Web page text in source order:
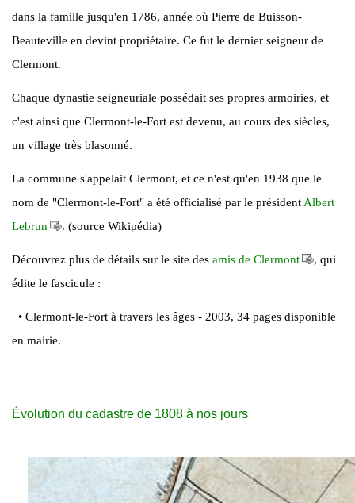
dans la famille jusqu'en 1786, année où Pierre de Buisson-
Beauteville en devint propriétaire. Ce fut le dernier seigneur de
Clermont.
Chaque dynastie seigneuriale possédait ses propres armoiries, et
c'est ainsi que Clermont-le-Fort est devenu, au cours des siècles,
un village très blasonné.
La commune s'appelait Clermont, et ce n'est qu'en 1938 que le
nom de "Clermont-le-Fort" a été officialisé par le président Albert
Lebrun
. (source Wikipédia)
Découvrez plus de détails sur le site des amis de Clermont
, qui
édite le fascicule :
• Clermont-le-Fort à travers les âges - 2003, 34 pages disponible
en mairie.
Évolution du cadastre de 1808 à nos jours